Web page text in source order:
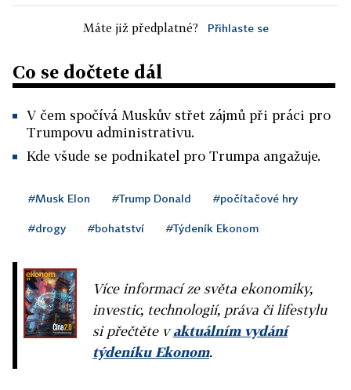
Máte již předplatné? Přihlaste se
Co se dočtete dál
V čem spočívá Muskův střet zájmů při práci pro
Trumpovu administrativu.
Kde všude se podnikatel pro Trumpa angažuje.
#Musk Elon #Trump Donald #počítačové hry
#drogy #bohatství #Týdeník Ekonom
Více informací ze světa ekonomiky,
investic, technologií, práva či lifestylu
si přečtěte vaktuálním vydání
týdeníku Ekonom.